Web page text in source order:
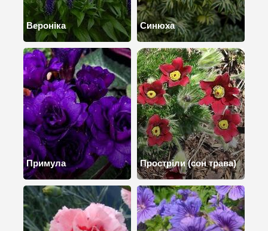
Вероніка Синюха
Примула Простріли (сон трава)